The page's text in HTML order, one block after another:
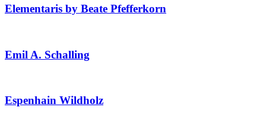
Elementaris by Beate Pfefferkorn
Emil A. Schalling
Espenhain Wildholz